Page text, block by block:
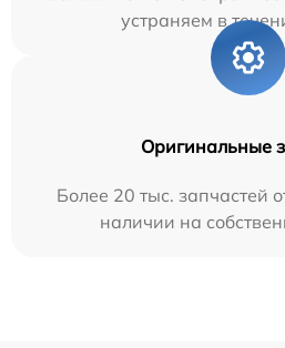
устраняем в
Оригинальные
Более 20 тыс. запчастей
наличии на